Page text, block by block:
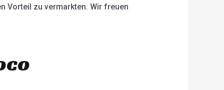
Vorteil zu vermarkten. Wir freuen